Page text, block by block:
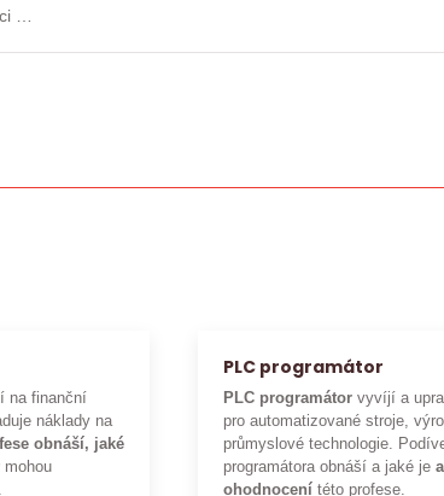
a
na finanční
náklady na
obnáší, jaké
mohou
PLC programátor
PLC programátor vyvíjí a
pro automatizované stroje,
průmyslové technologie.
programátora obnáší a jaké je
ohodnocení této profese.